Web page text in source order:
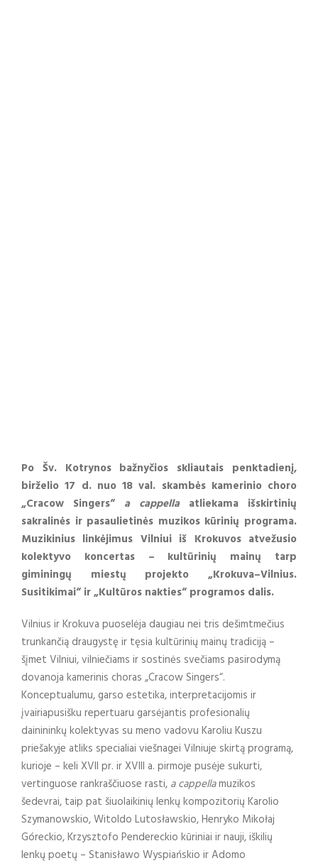
Po Šv. Kotrynos bažnyčios skliautais penktadienį,
birželio 17 d. nuo 18 val. skambės kamerinio choro
„Cracow Singers“ a cappella atliekama išskirtinių
sakralinės ir pasaulietinės muzikos kūrinių programa.
Muzikinius linkėjimus Vilniui iš Krokuvos atvežusio
kolektyvo koncertas – kultūrinių mainų tarp
giminingų miestų projekto „Krokuva–Vilnius.
Susitikimai“ ir „Kultūros nakties“ programos dalis.
Vilnius ir Krokuva puoselėja daugiau nei tris dešimtmečius
trunkančią draugystę ir tęsia kultūrinių mainų tradiciją –
šįmet Vilniui, vilniečiams ir sostinės svečiams pasirodymą
dovanoja kamerinis choras „Cracow Singers“.
Konceptualumu, garso estetika, interpretacijomis ir
įvairiapusišku repertuaru garsėjantis profesionalių
dainininkų kolektyvas su meno vadovu Karoliu Kuszu
priešakyje atliks specialiai viešnagei Vilniuje skirtą programą,
kurioje – keli XVII pr. ir XVIII a. pirmoje pusėje sukurti,
vertinguose rankraščiuose rasti, a cappellamuzikos
šedevrai, taip pat šiuolaikinių lenkų kompozitorių Karolio
Szymanowskio, Witoldo Lutosławskio, Henryko Mikołaj
Góreckio, Krzysztofo Pendereckio kūriniai ir nauji, iškilių
lenkų poetų – Stanisławo Wyspiańskio ir Adomo